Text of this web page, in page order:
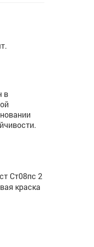
в
Ст08пс 2
краска